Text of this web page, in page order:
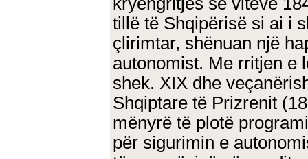
tillë të Shqipërisë si ai i
çlirimtar, shënuan një
autonomist. Me rritjen e
shek. XIX dhe
Shqiptare të Prizrenit
mënyrë të plotë
për sigurimin e